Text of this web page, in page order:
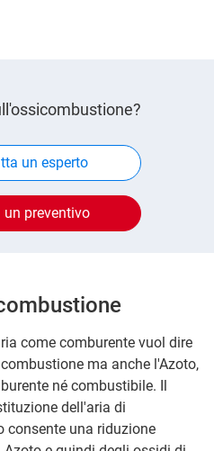
un esperto
un preventivo
come comburente vuol dire
ma anche l'Azoto,
né combustibile. Il
dell'aria di
consente una riduzione